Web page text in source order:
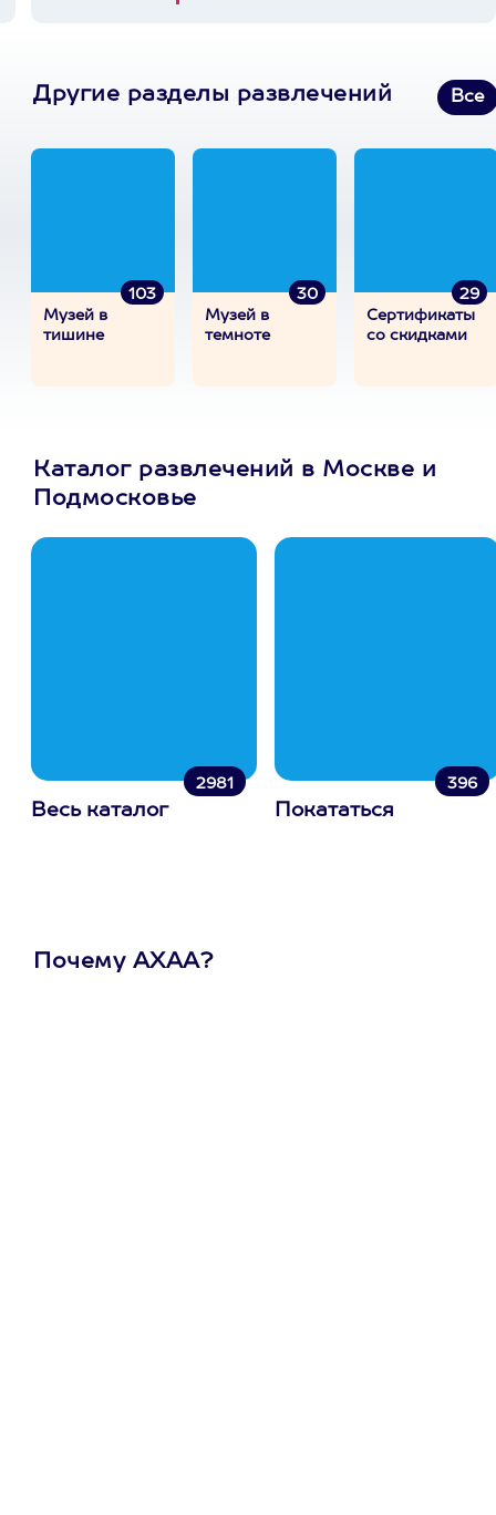
Другие разделы развлечений Все
103
Музей в
тишине
30
Музей в
темноте
29
Сертификаты
со скидками
Каталог развлечений в Москве и
Подмосковье
2981
Весь каталог
396
Покататься
Почему АХАА?